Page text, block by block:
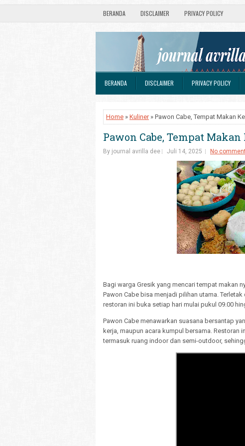
BERANDA DISCLAIMER PRIVACY POLICY
BERANDA DISCLAIMER PRIVACY POLICY
Home » Kuliner» Pawon Cabe, Tempat Makan
Pawon Cabe, Tempat
By journal avrilla dee Juli 14, 2025 No
Bagi warga Gresik yang mencari tempat makan
Pawon Cabe bisa menjadi pilihan utama.
restoran ini buka setiap hari mulai pukul 09.00
Pawon Cabe menawarkan suasana bersantap
kerja, maupun acara kumpul bersama. Restoran
termasuk ruang indoor dan semi-outdoor,